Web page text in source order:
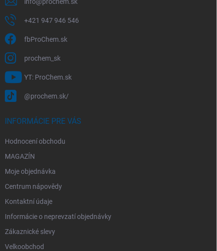
+421 947 946 546
fbProChem.sk
prochem_sk
YT: ProChem.sk
@prochem.sk/
INFORMÁCIE PRE VÁS
Hodnocení obchodu
MAGAZÍN
Moje objednávka
Centrum nápovědy
Kontaktní údaje
Informácie o neprevzatí objednávky
Zákaznické slevy
Velkoobchod